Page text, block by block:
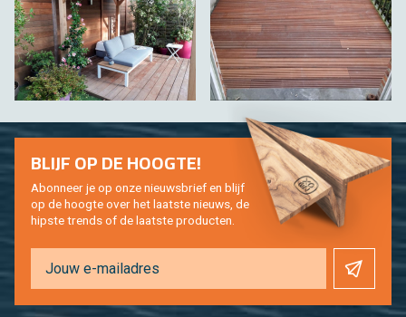
BLIJF OP DE HOOG­TE!
Abon­neer je op onze nieuws­brief en blijf
op de hoog­te over het laat­ste nieuws, de
hip­s­te trends of de laat­ste pro­duc­ten.